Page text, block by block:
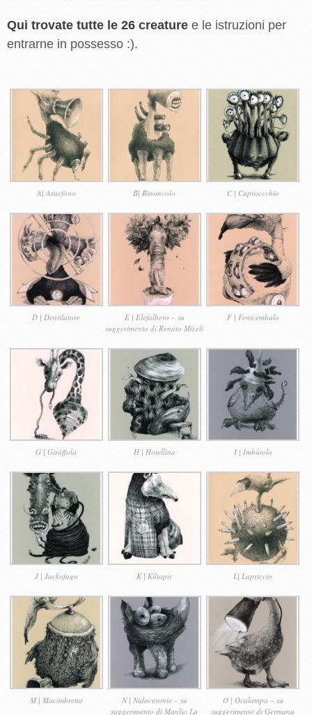
Qui trovate tutte le 26 creature e le istruzioni per
entrarne in possesso :).
A| Aracfono B| Binoncolo C | Caproccchio
D | Dentilatore
E | Elefalbero – su
suggerimento di Renato Miceli
F | Fenicembalo
G | Giràffola H | Hotellina I | Imbùtolo
J | Jackofago K | Kìltapir L| Lapriccio
M | Macimbretta
N | Nidoceronte – su
suggerimento di Manlio La
O | Ocalampa – su
suggerimento di Germana